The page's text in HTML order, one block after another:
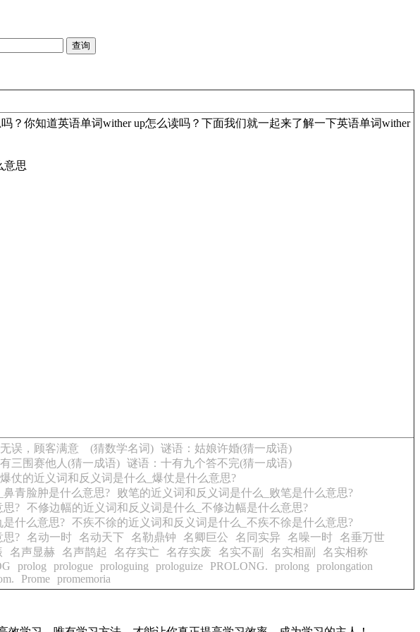
你知道英语单词wither up怎么读吗？下面我们就一起来了解一下英语单词wither
误，顾客满意 (猜数学名词) 谜语：姑娘许婚(猜一成语)
三围赛他人(猜一成语) 谜语：十有九个答不完(猜一成语)
爆仗的近义词和反义词是什么_爆仗是什么意思?
青脸肿是什么意思?
败笔的近义词和反义词是什么_败笔是什么意思?
思? 不修边幅的近义词和反义词是什么_不修边幅是什么意思?
什么意思? 不疾不徐的近义词和反义词是什么_不疾不徐是什么意思?
思? 名动一时 名动天下 名勒鼎钟 名卿巨公 名同实异 名噪一时
名垂万世
名声显赫 名声鹊起 名存实亡 名存实废 名实不副 名实相副
名实相称
prolog prologue prologuing prologuize PROLONG. prolong
prolongation
Prome promemoria